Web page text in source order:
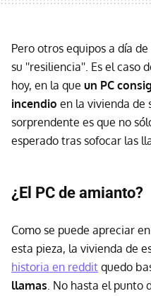
Pero otros equipos a día
su ''resiliencia''. Es el caso
hoy, en la que un PC
incendio en la vivienda de
sorprendente es que no
esperado tras sofocar las
¿El PC de amianto?
Como se puede apreciar
esta pieza, la vivienda de
historia en reddit quedo
llamas. No hasta el punto